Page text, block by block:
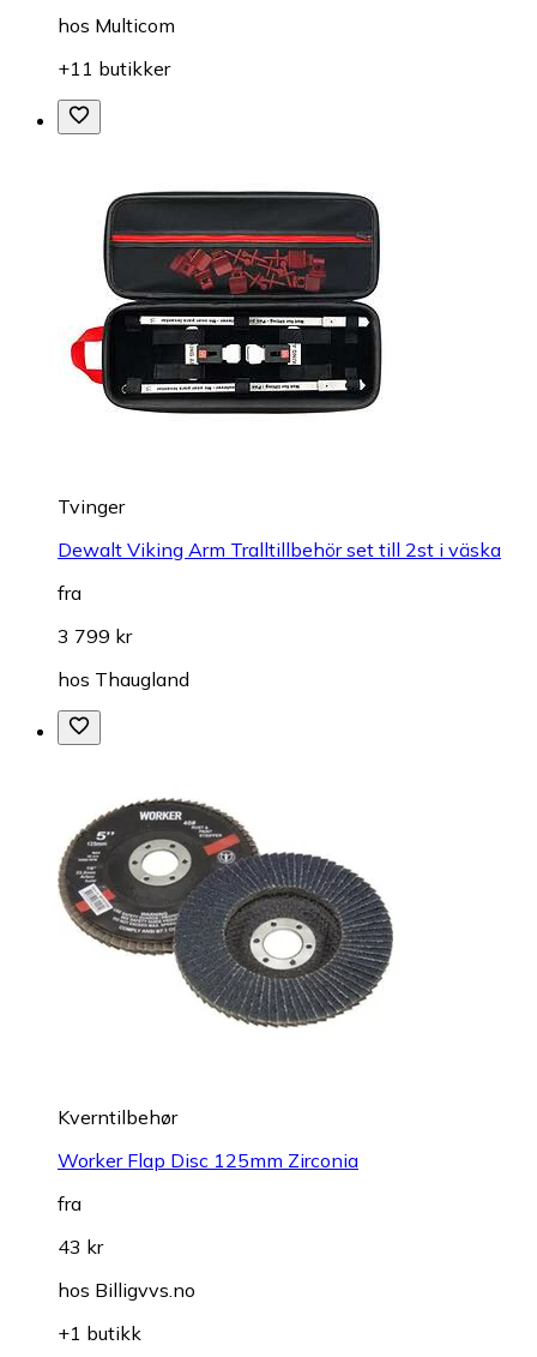
hos Multicom
+11 butikker
Tvinger
Dewalt Viking Arm Tralltillbehör set till 2st i väska
fra
3 799 kr
hos Thaugland
Kverntilbehør
Worker Flap Disc 125mm Zirconia
fra
43 kr
hos Billigvvs.no
+1 butikk